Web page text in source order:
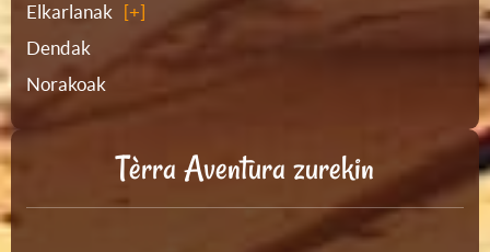
Elkarlanak
Dendak
Norakoak
Tèrra Aventura zurekin